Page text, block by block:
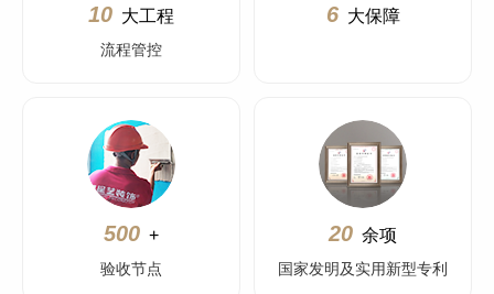
10 大工程
流程管控
6 大保障
500 +
验收节点
20 余项
国家发明及实用新型专利